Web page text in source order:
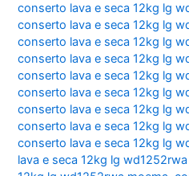
conserto lava e seca 12kg lg
conserto lava e seca 12kg lg
conserto lava e seca 12kg lg
conserto lava e seca 12kg lg
conserto lava e seca 12kg lg
conserto lava e seca 12kg lg
conserto lava e seca 12kg lg
conserto lava e seca 12kg lg
conserto lava e seca 12kg lg
lava e seca 12kg lg wd1252rwa